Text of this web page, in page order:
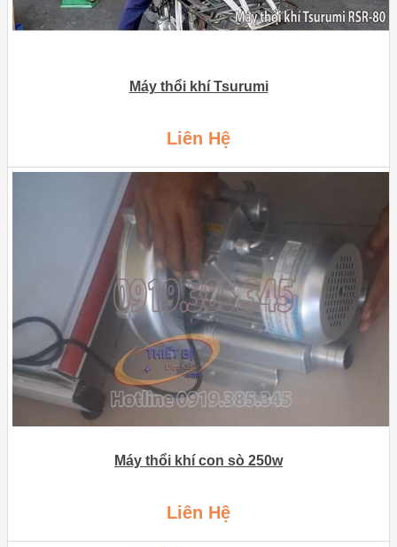
Máy thổi khí Tsurumi
Liên Hệ
Máy thổi khí con sò 250w
Liên Hệ